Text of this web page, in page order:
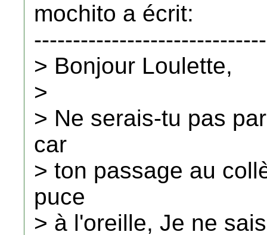
mochito a écrit:
> Bonjour Loulette,
>
> Ne serais-tu pas
car
> ton passage au
puce
> à l'oreille, Je ne